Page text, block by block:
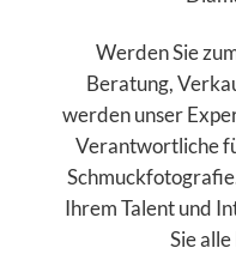
Werden Sie
Beratung,
werden unser
Verantwortliche
Ihrem Talent und
Sie